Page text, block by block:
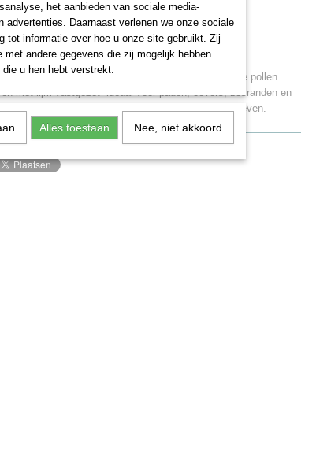
6 mm G,1,0,H0,H0M,H0E,TT,N,Z
begroeiing van modellandschappen mogelijk. De pollen
met lijm vastgezet- ideaal voor paden, oevers, bosranden en
realistisch en gevarieerd worden vormgegeven.
het aanbieden van sociale media-
Daarnaast verlenen we onze sociale
tot informatie over hoe u onze site gebruikt. Zij
andere gegevens die zij mogelijk hebben
u hen hebt verstrekt.
Alles toestaan Nee, niet akkoord